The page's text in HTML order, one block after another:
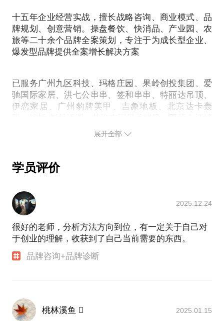
1、准确评估自己优势、能力、兴趣、目标。
2、找准外部的一个平台、行业、品牌，就像诸葛亮只
找刘备策划一样。
3、在这个平台上掀起一股风浪，取得突破性亮点。
十五年企业经营实战，擅长战略咨询、商业模式、品
牌规划、创意营销。操盘餐饮、快消品、产业园、农
旅等二十余个品牌全案策划，专注于为成长型企业、
爆发型品牌提供全案增长解决方案
已服务广州九区科技、玛格庄园、果岭创投集团、爱
驰国际家居、洪七公串串、签和串串、特丽达吊顶、
伊恋家居、广州豹牌美甲、吉象地板、北京达卡轰
市品牌定位、中资国本集团……
1、战蚝·厨献江湖品牌升级与招商，已布局川渝10余
家店，每店年营收破1000万。
IP 。塑造洪七公吃货美食家 IP 形象，已成为成都串
串界的网红品牌。洪七公全球门店超过500家。
3、为中资国本甘洛县40万头生猪养殖项目策划“中国
最美猪场”品牌定位，成为省领导2021视察项目。
4、为中资国本做彭州1300亩农旅田园综合体项目规
划，已获得彭州市政府申报通过。
江，成都西大门，文创集聚地。
7、为美辰集团旗下轻医美品牌策划CIS文化系统、品
展开全部
学员评价
2025.12.24
很好的老师，分析方法方向到位，有一定关于自己对
于创业的理解，收获到了自己当前需要的东西。
品牌咨询+品牌诊断
桃林溪鱼  2025.01.15